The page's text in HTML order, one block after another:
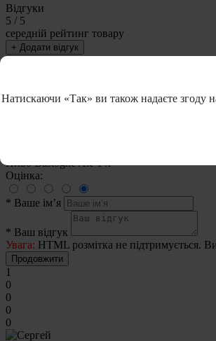
Відгуки
5 / 5
середній рейтинг товару
+ Додати відгук
Пиво Bastogne Ale 1 л
Оцінка:
* Ваше ім’я
* Ваш відгук
Увага: HTML розмітка не підтримується.
Продовжити
1
0
0
0
0
Натискаючи «Так» ви також надаєте згоду